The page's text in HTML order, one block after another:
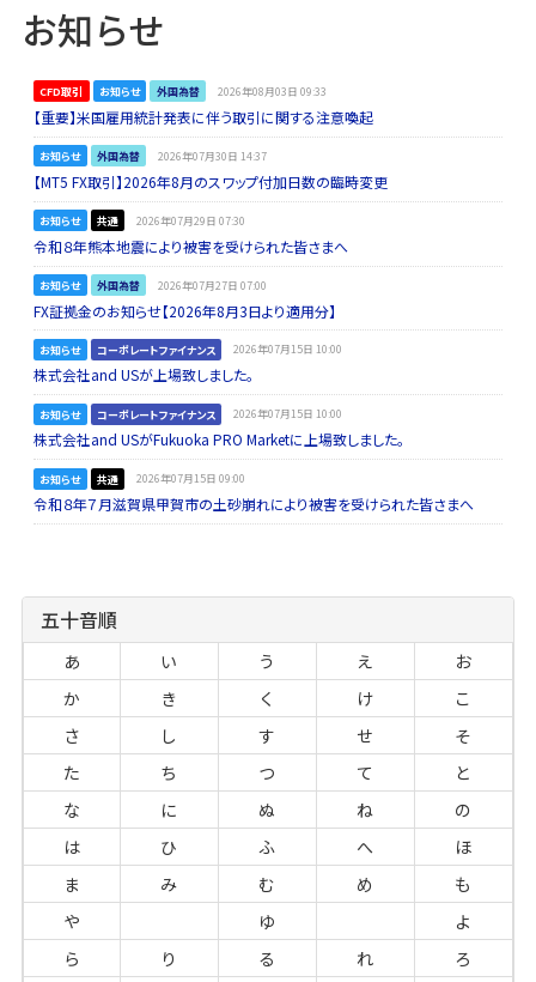
お知らせ
CFD取引 お知らせ 外国為替 2026年08月03日 09:33
【重要】米国雇用統計発表に伴う取引に関する注意喚起
お知らせ 外国為替 2026年07月30日 14:37
【MT5 FX取引】2026年8月のスワップ付加日数の臨時変更
お知らせ 共通 2026年07月29日 07:30
令和８年熊本地震により被害を受けられた皆さまへ
お知らせ 外国為替 2026年07月27日 07:00
FX証拠金のお知らせ【2026年8月3日より適用分】
お知らせ コーポレートファイナンス 2026年07月15日 10:00
株式会社and USが上場致しました。
お知らせ コーポレートファイナンス 2026年07月15日 10:00
株式会社and USがFukuoka PRO Marketに上場致しました。
お知らせ 共通 2026年07月15日 09:00
令和８年７月滋賀県甲賀市の土砂崩れにより被害を受けられた皆さまへ
五十音順
あ い う え
お
か
き く け
こ
さ
し す せ
そ
た
ち つ て
と
な
に ぬ ね
の
は
ひ ふ へ
ほ
ま
み む め
も
や
ゆ
よ
ら
り る れ
ろ